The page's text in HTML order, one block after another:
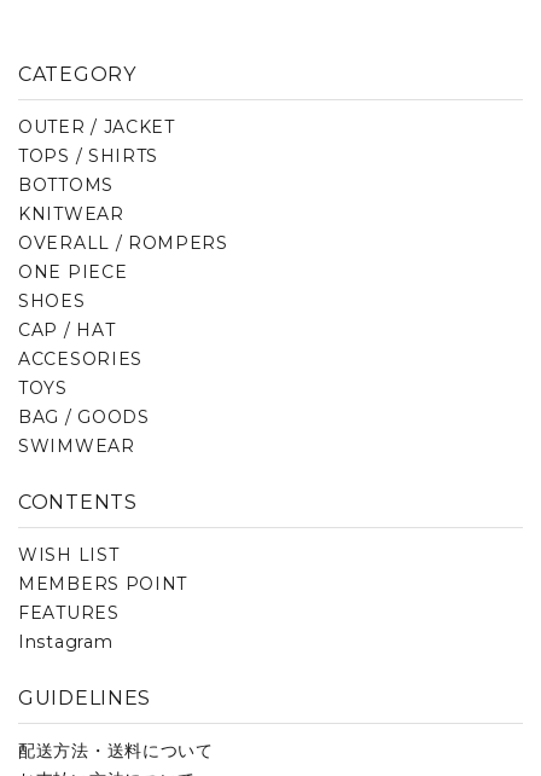
CATEGORY
OUTER / JACKET
TOPS / SHIRTS
BOTTOMS
KNITWEAR
OVERALL / ROMPERS
ONE PIECE
SHOES
CAP / HAT
ACCESORIES
TOYS
BAG / GOODS
SWIMWEAR
CONTENTS
WISH LIST
MEMBERS POINT
FEATURES
Instagram
GUIDELINES
配送方法・送料について